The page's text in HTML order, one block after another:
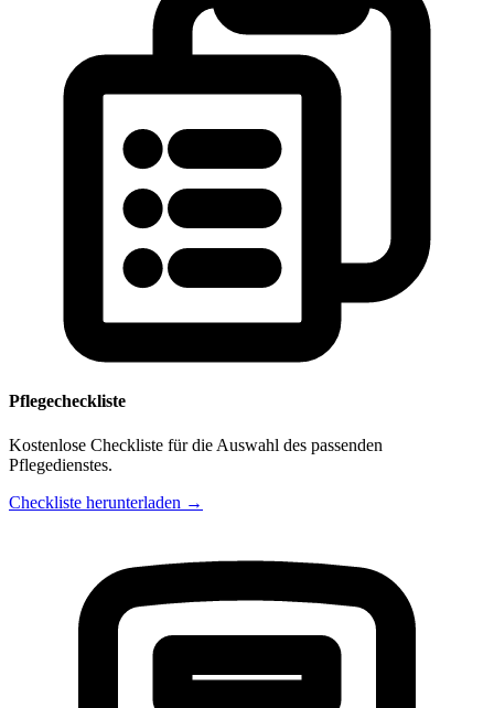
Pflegecheckliste
Kostenlose Checkliste für die Auswahl des passenden
Pflegedienstes.
Checkliste herunterladen →